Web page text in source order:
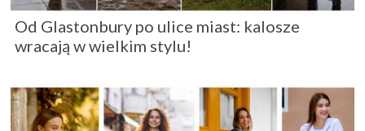
Od Glastonbury po ulice miast: kalosze
wracają w wielkim stylu!